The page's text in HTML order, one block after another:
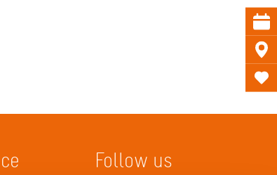
Follow us